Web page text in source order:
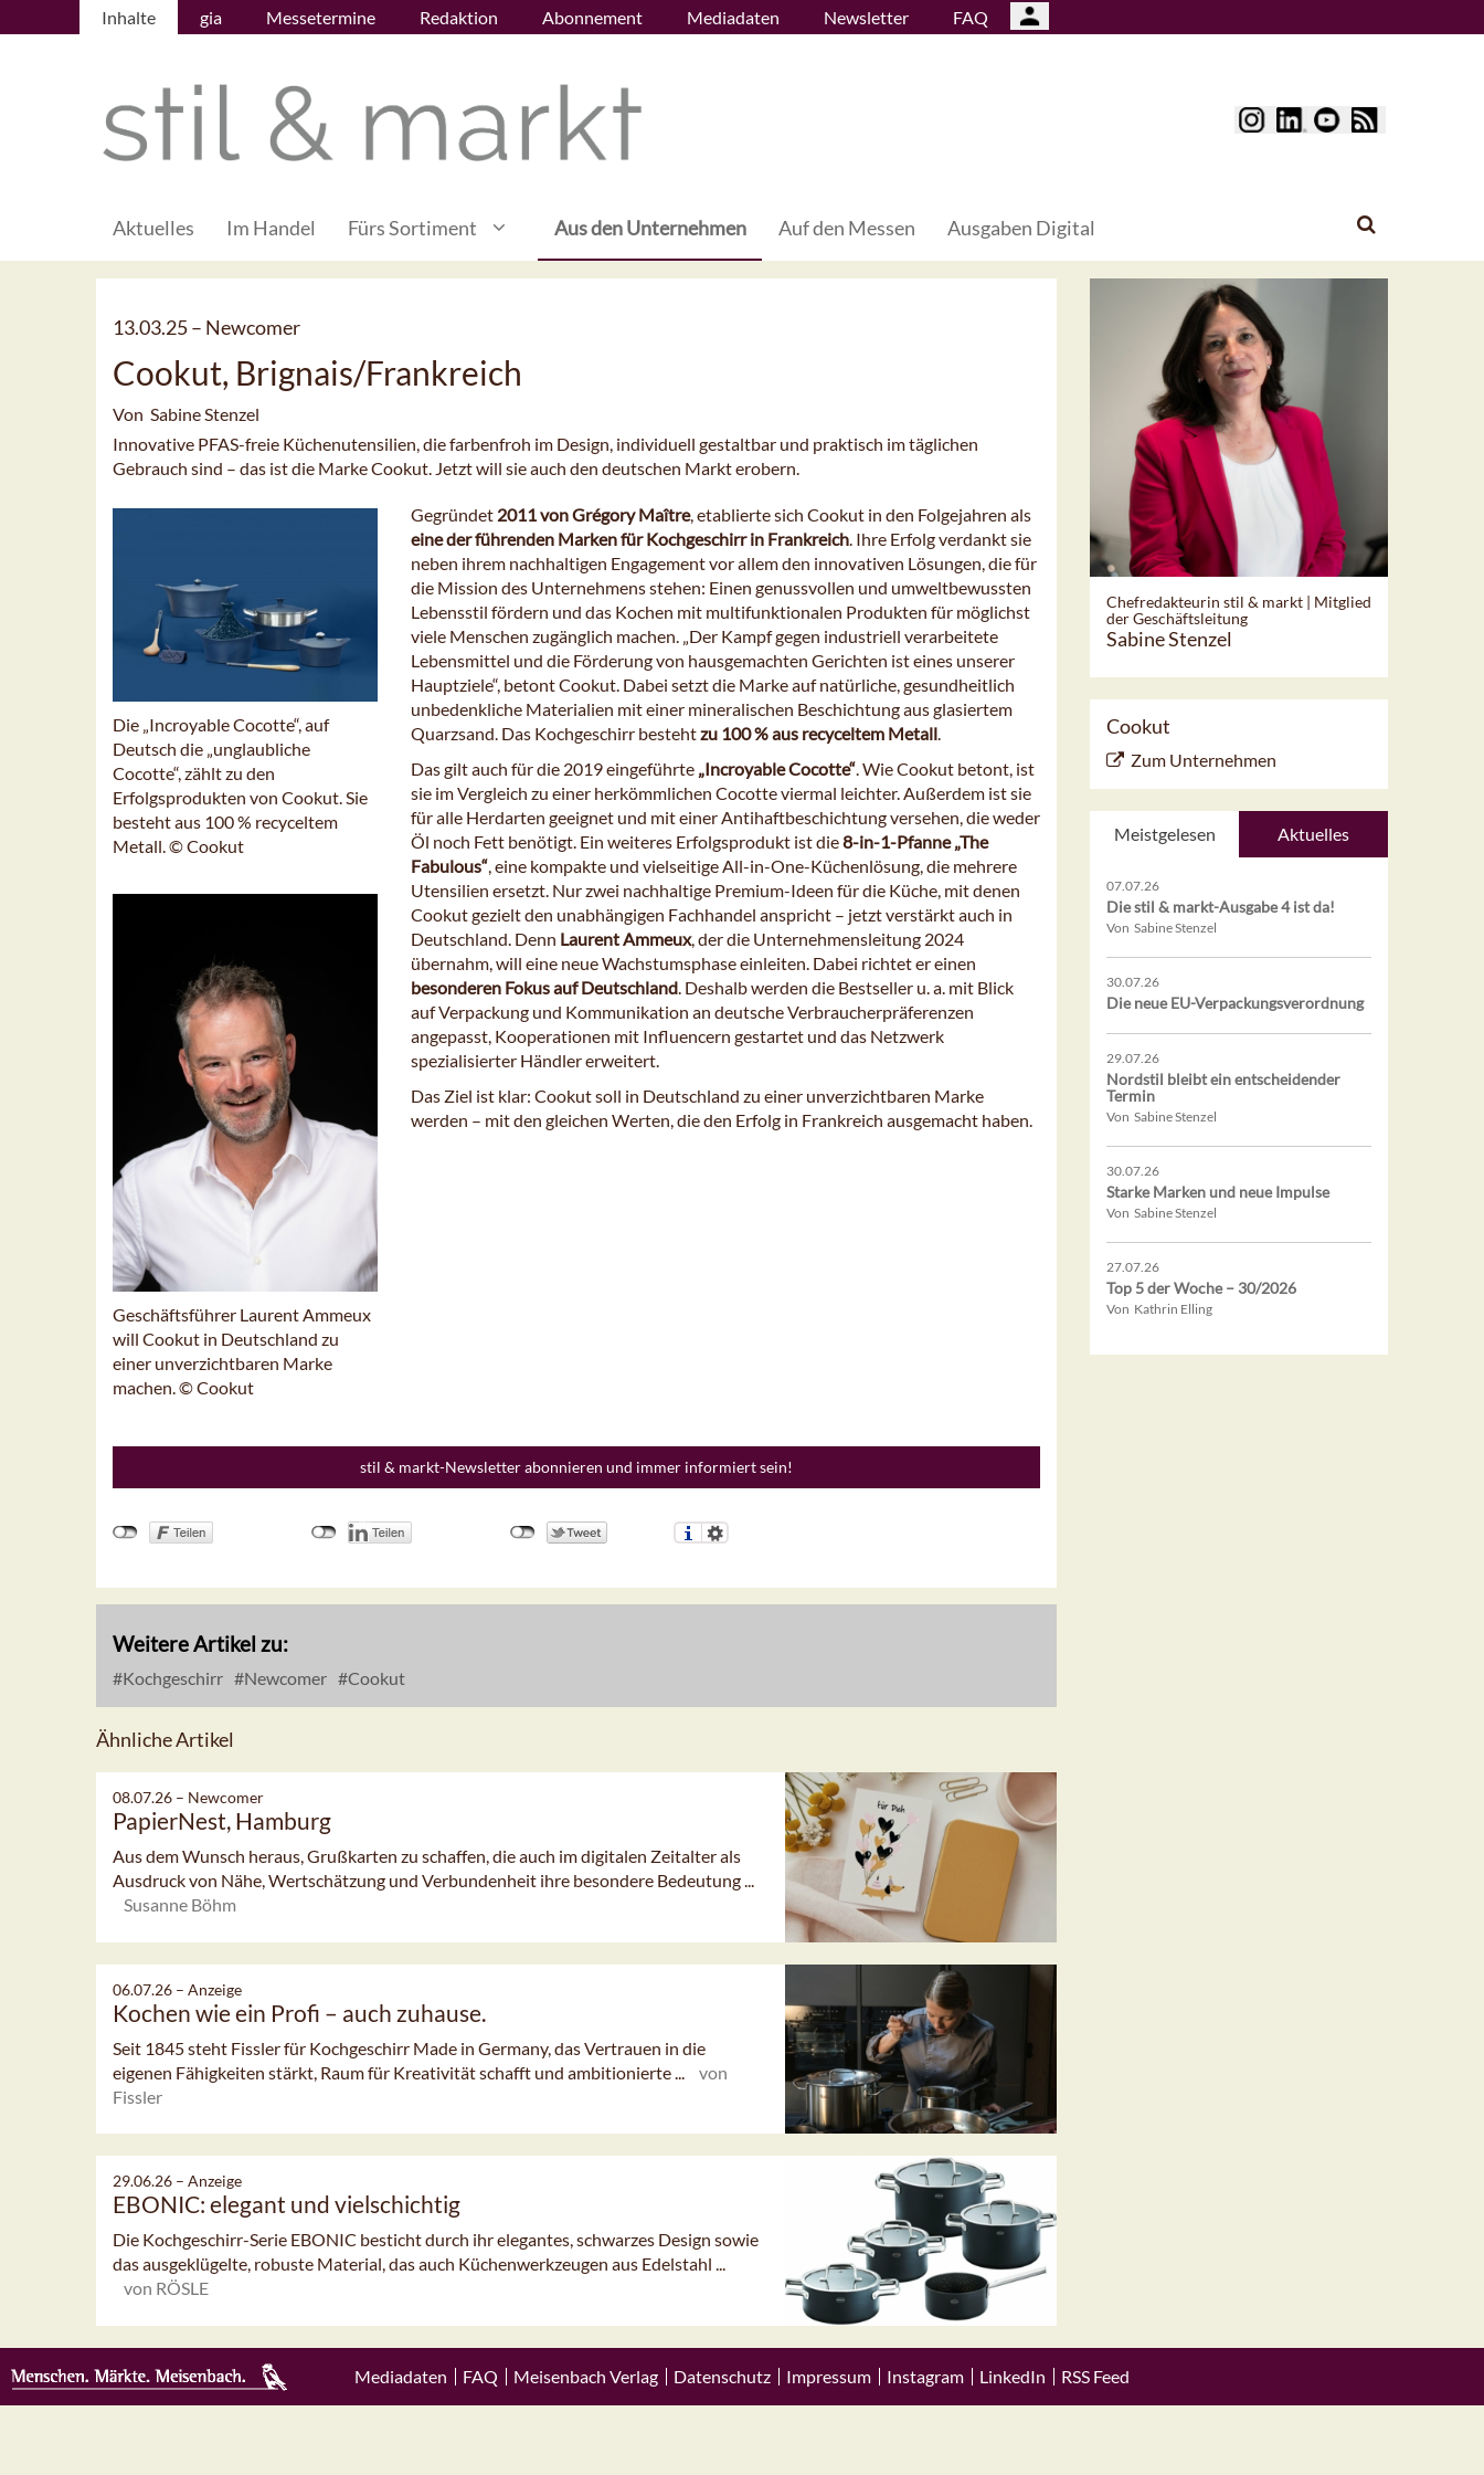
Inhalte gia Messetermine Redaktion Abonnement Mediadaten Newsletter FAQ
Aktuelles Im Handel Fürs Sortiment Aus den Unternehmen Auf den Messen Ausgaben Digital
13.03.25 – Newcomer
Cookut, Brignais/Frankreich
Von Sabine Stenzel
Innovative PFAS-freie Küchenutensilien, die farbenfroh im Design, individuell gestaltbar und praktisch im täglichen
Gebrauch sind – das ist die Marke Cookut. Jetzt will sie auch den deutschen Markt erobern.
Die „Incroyable Cocotte“, auf
Deutsch die „unglaubliche
Cocotte“, zählt zu den
Erfolgsprodukten von Cookut. Sie
besteht aus 100 % recyceltem
Metall. © Cookut
Geschäftsführer Laurent Ammeux
will Cookut in Deutschland zu
einer unverzichtbaren Marke
machen. © Cookut
Gegründet 2011 von Grégory Maître, etablierte sich Cookut in den Folgejahren als
eine der führenden Marken für Kochgeschirr in Frankreich. Ihre Erfolg verdankt sie
neben ihrem nachhaltigen Engagement vor allem den innovativen Lösungen, die für
die Mission des Unternehmens stehen: Einen genussvollen und umweltbewussten
Lebensstil fördern und das Kochen mit multifunktionalen Produkten für möglichst
viele Menschen zugänglich machen. „Der Kampf gegen industriell verarbeitete
Lebensmittel und die Förderung von hausgemachten Gerichten ist eines unserer
Hauptziele“, betont Cookut. Dabei setzt die Marke auf natürliche, gesundheitlich
unbedenkliche Materialien mit einer mineralischen Beschichtung aus glasiertem
Quarzsand. Das Kochgeschirr bestehtzu 100 % aus recyceltem Metall.
Das gilt auch für die 2019 eingeführte „Incroyable Cocotte“. Wie Cookut betont, ist
sie im Vergleich zu einer herkömmlichen Cocotte viermal leichter. Außerdem ist sie
für alle Herdarten geeignet und mit einer Antihaftbeschichtung versehen, die weder
Öl noch Fett benötigt. Ein weiteres Erfolgsprodukt ist die8-in-1-Pfanne „The
Fabulous“, eine kompakte und vielseitige All-in-One-Küchenlösung, die mehrere
Utensilien ersetzt. Nur zwei nachhaltige Premium-Ideen für die Küche, mit denen
Cookut gezielt den unabhängigen Fachhandel anspricht – jetzt verstärkt auch in
Deutschland. Denn Laurent Ammeux, der die Unternehmensleitung 2024
übernahm, will eine neue Wachstumsphase einleiten. Dabei richtet er einen
besonderen Fokus auf Deutschland. Deshalb werden die Bestseller u. a. mit Blick
auf Verpackung und Kommunikation an deutsche Verbraucherpräferenzen
angepasst, Kooperationen mit Influencern gestartet und das Netzwerk
spezialisierter Händler erweitert.
Das Ziel ist klar: Cookut soll in Deutschland zu einer unverzichtbaren Marke
werden – mit den gleichen Werten, die den Erfolg in Frankreich ausgemacht haben.
stil & markt-Newsletter abonnieren und immer informiert sein!
Weitere Artikel zu:
Kochgeschirr Newcomer Cookut
Ähnliche Artikel
08.07.26 – Newcomer
PapierNest, Hamburg
Aus dem Wunsch heraus, Grußkarten zu schaffen, die auch im digitalen Zeitalter als
Ausdruck von Nähe, Wertschätzung und Verbundenheit ihre besondere Bedeutung ...
Susanne Böhm
06.07.26 – Anzeige
Kochen wie ein Profi – auch zuhause.
Seit 1845 steht Fissler für Kochgeschirr Made in Germany, das Vertrauen in die
eigenen Fähigkeiten stärkt, Raum für Kreativität schafft und ambitionierte ...
von
Fissler
29.06.26 – Anzeige
EBONIC: elegant und vielschichtig
Die Kochgeschirr-Serie EBONIC besticht durch ihr elegantes, schwarzes Design sowie
das ausgeklügelte, robuste Material, das auch Küchenwerkzeugen aus Edelstahl ...
von RÖSLE
Chefredakteurin stil & markt | Mitglied
der Geschäftsleitung
Sabine Stenzel
Cookut
Zum Unternehmen
Meistgelesen Aktuelles
07.07.26
Die stil & markt-Ausgabe 4 ist da!
Von Sabine Stenzel
30.07.26
Die neue EU-Verpackungsverordnung
29.07.26
Nordstil bleibt ein entscheidender
Termin
Von Sabine Stenzel
30.07.26
Starke Marken und neue Impulse
Von Sabine Stenzel
27.07.26
Top 5 der Woche – 30/2026
Von Kathrin Elling
Mediadaten FAQ Meisenbach Verlag Datenschutz Impressum Instagram LinkedIn RSS Feed